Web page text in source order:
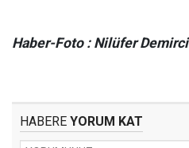
Haber-Foto : Nilüfer Demirci
HABERE YORUM KAT